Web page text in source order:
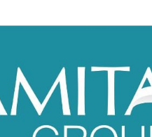
Phúc Bất Trùng Lai,